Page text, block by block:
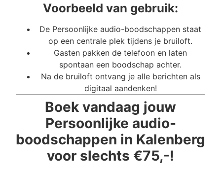
Voorbeeld van gebruik:
De Persoonlijke audio-boodschappen staat
op een centrale plek tijdens je bruiloft.
Gasten pakken de telefoon en laten
spontaan een boodschap achter.
Na de bruiloft ontvang je alle berichten als
digitaal aandenken!
Boek vandaag jouw
Persoonlijke audio-
boodschappen in Kalenberg
voor slechts €75,-!